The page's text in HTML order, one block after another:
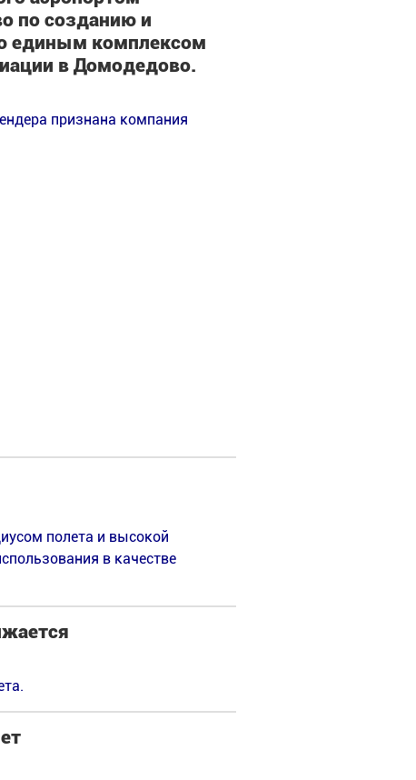
по созданию и
единым комплексом
в Домодедово.
признана компания
полета и высокой
в качестве